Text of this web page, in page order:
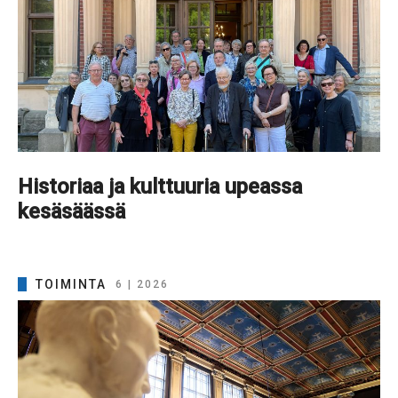
Historiaa ja kulttuuria upeassa
kesäsäässä
TOIMINTA 6 | 2026